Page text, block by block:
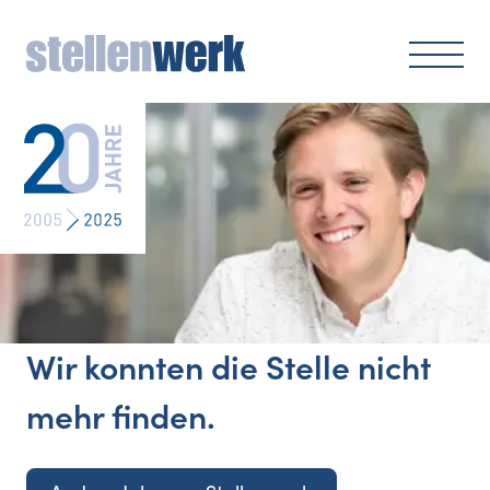
Wir konnten die Stelle nicht
mehr finden.